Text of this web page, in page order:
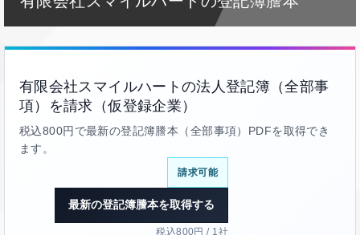
有限会社スマイルハートの法人登記簿（全部事
項）を請求（仮登録企業）
税込800円で最新の登記簿謄本（全部事項）PDFを取得でき
ます。
請求可能
最新の登記簿謄本を取得する
税込800円 / 1社